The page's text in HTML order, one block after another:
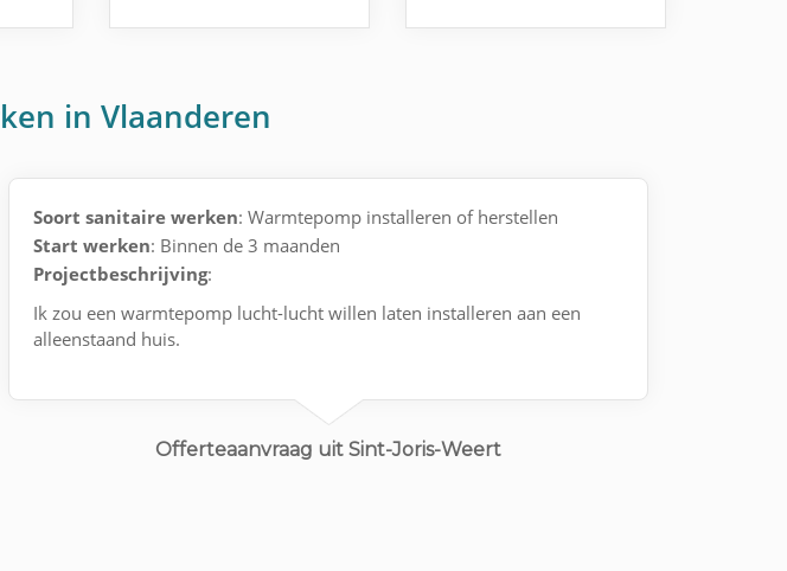
in Vlaanderen
Soort sanitaire werken: Warmtepomp installeren of herstellen
Start werken: Binnen de 3 maanden
Projectbeschrijving:
Ik zou een warmtepomp lucht-lucht willen laten installeren aan een
alleenstaand huis.
Offerteaanvraag uit Sint-Joris-Weert